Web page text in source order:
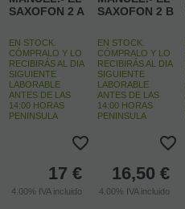
SAXOFON 2 A
EN STOCK.
CÓMPRALO Y LO
RECIBIRÁS AL DIA
SIGUIENTE
LABORABLE
ANTES DE LAS
14:00 HORAS
PENINSULA
17 €
4.00% IVA incluido
SAXOFON 2 B
EN STOCK.
CÓMPRALO Y LO
RECIBIRÁS AL DIA
SIGUIENTE
LABORABLE
ANTES DE LAS
14:00 HORAS
PENINSULA
16,50 €
4.00% IVA incluido